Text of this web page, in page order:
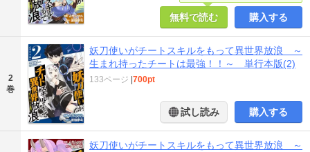
無料で読む 購入する
2
巻
妖刀使いがチートスキルをもって異世界放浪 ～
生まれ持ったチートは最強！！～ 単行本版(2)
133ページ 700pt
試し読み 購入する
妖刀使いがチートスキルをもって異世界放浪 ～